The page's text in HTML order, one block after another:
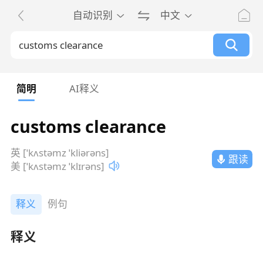
自动识别 中文
简明 AI释义
customs clearance
英 [ˈkʌstəmz ˈkliərəns]
美 [ˈkʌstəmz ˈklɪrəns]
跟读
释义 例句
释义